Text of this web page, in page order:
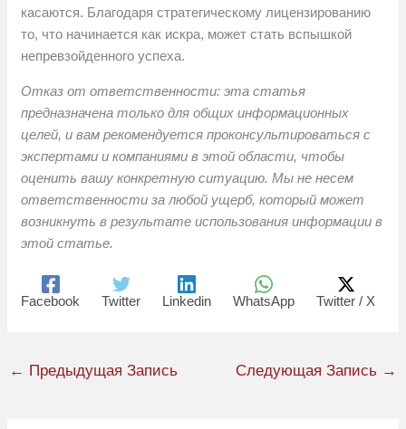
касаются. Благодаря стратегическому лицензированию
то, что начинается как искра, может стать вспышкой
непревзойденного успеха.
Отказ от ответственности: эта статья
предназначена только для общих информационных
целей, и вам рекомендуется проконсультироваться с
экспертами и компаниями в этой области, чтобы
оценить вашу конкретную ситуацию. Мы не несем
ответственности за любой ущерб, который может
возникнуть в результате использования информации в
этой статье.
Facebook Twitter Linkedin WhatsApp Twitter / X
← Предыдущая Запись Следующая Запись →